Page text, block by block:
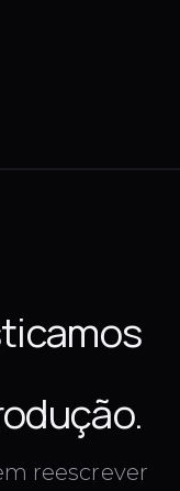
reescrever